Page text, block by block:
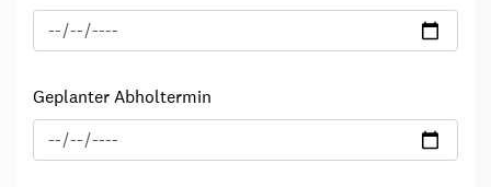
Geplanter Abholtermin